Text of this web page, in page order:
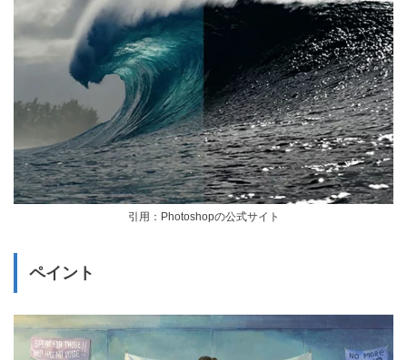
引用：Photoshopの公式サイト
ペイント